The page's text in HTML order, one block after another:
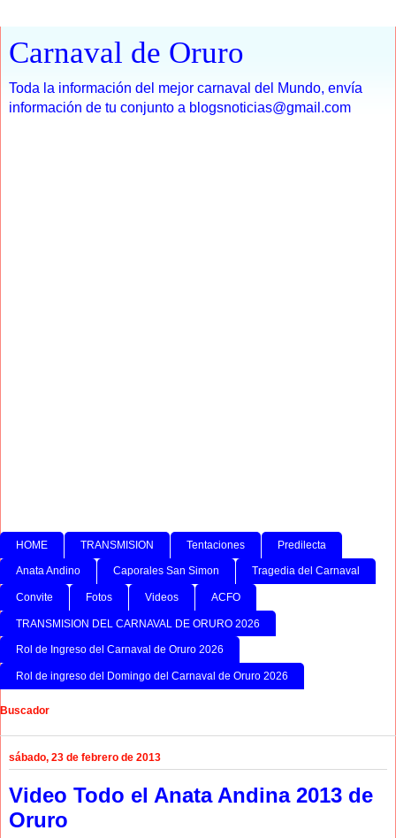
Carnaval de Oruro
Toda la información del mejor carnaval del Mundo, envía
información de tu conjunto a blogsnoticias@gmail.com
HOME TRANSMISION Tentaciones Predilecta
Anata Andino Caporales San Simon Tragedia del Carnaval
Convite Fotos Videos ACFO
TRANSMISION DEL CARNAVAL DE ORURO 2026
Rol de Ingreso del Carnaval de Oruro 2026
Rol de ingreso del Domingo del Carnaval de Oruro 2026
Buscador
sábado, 23 de febrero de 2013
Video Todo el Anata Andina 2013 de
Oruro